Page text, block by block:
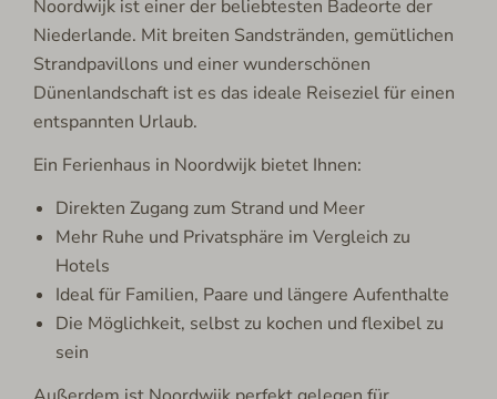
Noordwijk ist einer der beliebtesten Badeorte der
Niederlande. Mit breiten Sandstränden, gemütlichen
Strandpavillons und einer wunderschönen
Dünenlandschaft ist es das ideale Reiseziel für einen
entspannten Urlaub.
Ein Ferienhaus in Noordwijk bietet Ihnen:
Direkten Zugang zum Strand und Meer
Mehr Ruhe und Privatsphäre im Vergleich zu
Hotels
Ideal für Familien, Paare und längere Aufenthalte
Die Möglichkeit, selbst zu kochen und flexibel zu
sein